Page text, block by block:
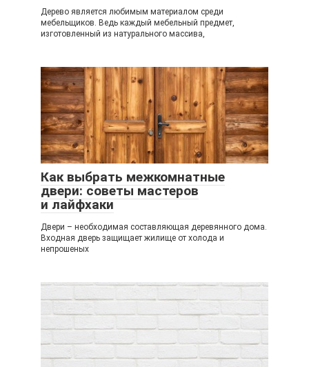
Дерево является любимым материалом среди
мебельщиков. Ведь каждый мебельный предмет,
изготовленный из натурального массива,
Как выбрать межкомнатные
двери: советы мастеров
и лайфхаки
Двери – необходимая составляющая деревянного дома.
Входная дверь защищает жилище от холода и
непрошеных